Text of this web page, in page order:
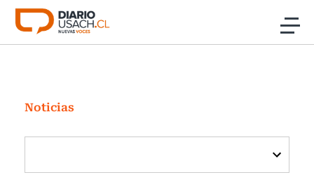
Click acá para ir directamente al contenido
Investigación
Cultura
Programas Radio y TV Usach
Noticias